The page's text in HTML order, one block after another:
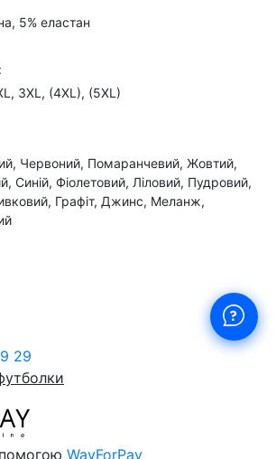
5% еластан
3XL, (4XL), (5XL)
Червоний, Помаранчевий, Жовтий,
Синій, Фіолетовий, Ліловий, Пудровий,
Графіт, Джинс, Меланж,
29
WayForPay